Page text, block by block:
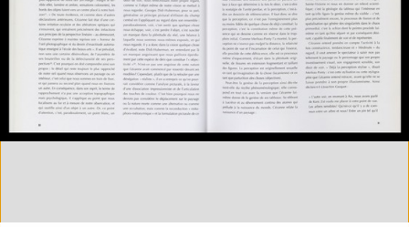
Catégorie
Histoire et Géographie des
beaux-arts et arts décoratifs
Type de
reliure
Broché
Information
images
Couleur, Noir & Blanc
pages